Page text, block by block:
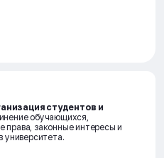
студентов и
обучающихся,
законные интересы и
университета.